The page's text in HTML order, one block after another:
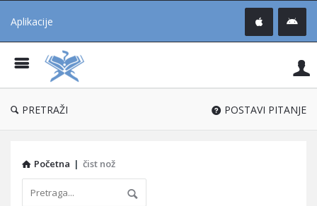
Aplikacije
®
PRETRAŽI POSTAVI PITANJE
Početna | čist nož